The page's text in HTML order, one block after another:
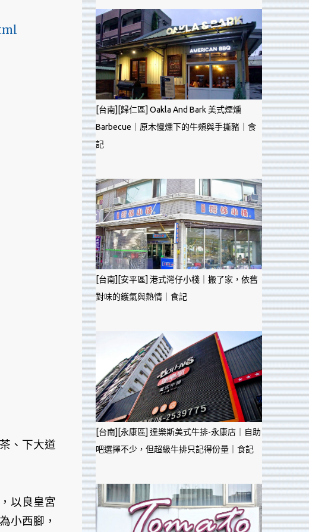
、下大道
以良皇宮
小西腳，
[台南][歸仁區] Oakla And Bark 美式煙燻
Barbecue｜原木慢燻下的牛頰與手撕豬｜食
記
[台南][安平區] 港式灣仔小棧｜搬了家，依舊
對味的鑊氣與熱情｜食記
[台南][永康區] 達樂斯美式牛排-永康店｜自助
吧選擇不少，但超級牛排只記得份量｜食記